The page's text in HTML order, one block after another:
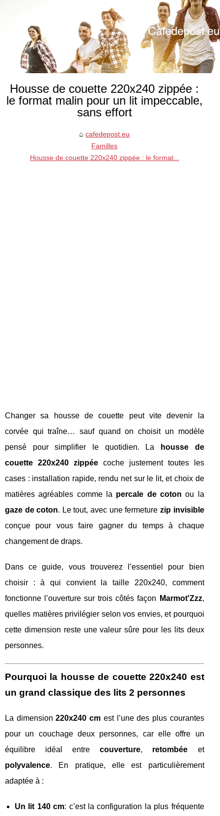
Housse de couette 220x240 zippée :
le format malin pour un lit impeccable,
sans effort
cafedepost.eu
Familles
Housse de couette 220x240 zippée : le format...
Changer sa housse de couette peut vite devenir la
corvée qui traîne… sauf quand on choisit un modèle
pensé pour simplifier le quotidien. La
housse de
couette 220x240 zippéecoche justement toutes les
cases : installation rapide, rendu net sur le lit, et choix de
matières agréables comme la percale de coton ou la
gaze de coton. Le tout, avec une fermeture zip invisible
conçue pour vous faire gagner du temps à chaque
changement de draps.
Dans ce guide, vous trouverez l’essentiel pour bien
choisir : à qui convient la taille 220x240, comment
fonctionne l’ouverture sur trois côtés façon
Marmot'Zzz,
quelles matières privilégier selon vos envies, et pourquoi
cette dimension reste une valeur sûre pour les lits deux
personnes.
Pourquoi la housse de couette 220x240 est
un grand classique des lits 2 personnes
La dimension220x240 cm est l’une des plus courantes
pour un couchage deux personnes, car elle offre un
équilibre idéal entrecouverture, retombée et
polyvalence. En pratique, elle est particulièrement
adaptée à :
Un lit 140 cm: c’est la configuration la plus fréquente